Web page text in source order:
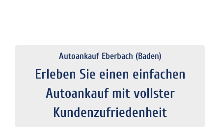
Autoankauf Eberbach (Baden)
Erleben Sie einen einfachen
Autoankauf mit vollster
Kundenzufriedenheit